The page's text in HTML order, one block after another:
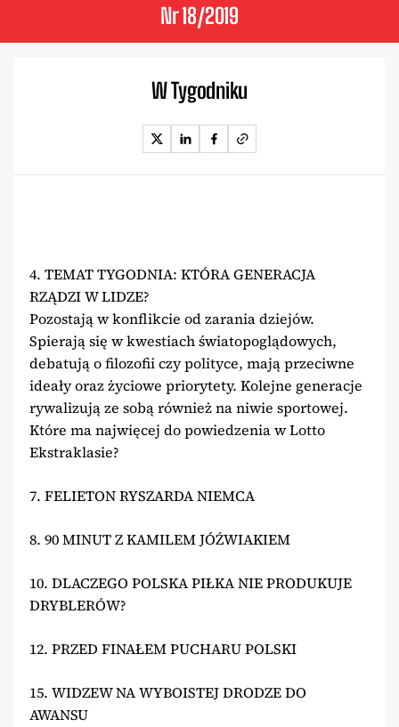
Nr 18/2019
W Tygodniku
4. TEMAT TYGODNIA: KTÓRA GENERACJA
RZĄDZI W LIDZE?
Pozostają w konflikcie od zarania dziejów.
Spierają się w kwestiach światopoglądowych,
debatują o filozofii czy polityce, mają przeciwne
ideały oraz życiowe priorytety. Kolejne generacje
rywalizują ze sobą również na niwie sportowej.
Które ma najwięcej do powiedzenia w Lotto
Ekstraklasie?
7. FELIETON RYSZARDA NIEMCA
8. 90 MINUT Z KAMILEM JÓŹWIAKIEM
10. DLACZEGO POLSKA PIŁKA NIE PRODUKUJE
DRYBLERÓW?
12. PRZED FINAŁEM PUCHARU POLSKI
15. WIDZEW NA WYBOISTEJ DRODZE DO
AWANSU